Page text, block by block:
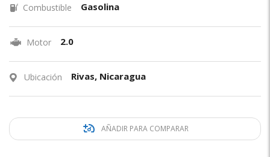
Combustible Gasolina
Motor 2.0
Ubicación Rivas, Nicaragua
AÑADIR PARA COMPARAR